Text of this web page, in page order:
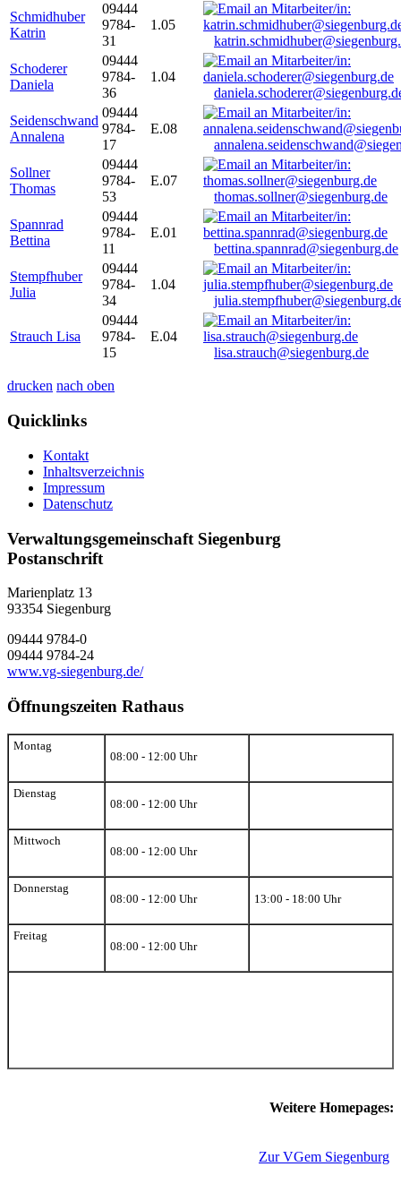
Schmidhuber
Katrin
09444
9784-
31
1.05
Schoderer
Daniela
09444
9784-
36
1.04
Seidenschwand
Annalena
09444
9784-
17
E.08
Sollner
Thomas
09444
9784-
53
E.07
thomas.sollner@siegenburg.de
Spannrad
Bettina
09444
9784-
11
E.01
bettina.spannrad@siegenburg.de
Stempfhuber
Julia
09444
9784-
34
1.04
Strauch Lisa
09444
9784-
15
E.04
lisa.strauch@siegenburg.de
drucken nach oben
Quicklinks
Kontakt
Inhaltsverzeichnis
Impressum
Datenschutz
Verwaltungsgemeinschaft Siegenburg
Postanschrift
Marienplatz 13
93354 Siegenburg
09444 9784-0
09444 9784-24
www.vg-siegenburg.de/
Öffnungszeiten Rathaus
Montag
08:00 - 12:00 Uhr
Dienstag
08:00 - 12:00 Uhr
Mittwoch
08:00 - 12:00 Uhr
Donnerstag
08:00 - 12:00 Uhr
13:00 - 18:00 Uhr
Freitag
08:00 - 12:00 Uhr
Weitere Homepages:
Zur VGem Siegenburg